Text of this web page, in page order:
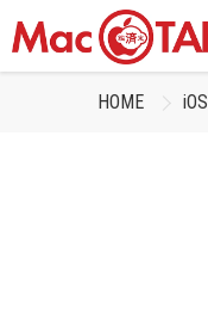
HOME iOS